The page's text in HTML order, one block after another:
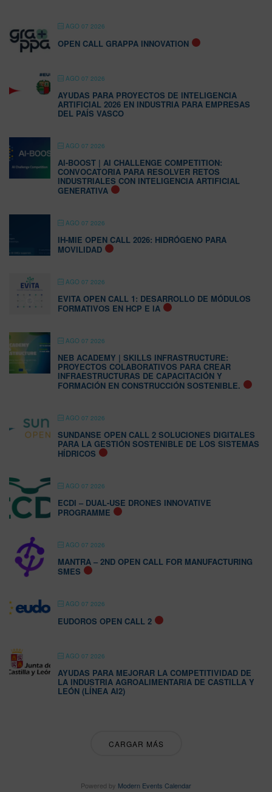
AGO 07 2026
OPEN CALL GRAPPA INNOVATION
AGO 07 2026
AYUDAS PARA PROYECTOS DE INTELIGENCIA
ARTIFICIAL 2026 EN INDUSTRIA PARA EMPRESAS
DEL PAÍS VASCO
AGO 07 2026
AI-BOOST | AI CHALLENGE COMPETITION:
CONVOCATORIA PARA RESOLVER RETOS
INDUSTRIALES CON INTELIGENCIA ARTIFICIAL
GENERATIVA
AGO 07 2026
IH-MIE OPEN CALL 2026: HIDRÓGENO PARA
MOVILIDAD
AGO 07 2026
EVITA OPEN CALL 1: DESARROLLO DE MÓDULOS
FORMATIVOS EN HCP E IA
AGO 07 2026
NEB ACADEMY | SKILLS INFRASTRUCTURE:
PROYECTOS COLABORATIVOS PARA CREAR
INFRAESTRUCTURAS DE CAPACITACIÓN Y
FORMACIÓN EN CONSTRUCCIÓN SOSTENIBLE.
AGO 07 2026
SUNDANSE OPEN CALL 2 SOLUCIONES DIGITALES
PARA LA GESTIÓN SOSTENIBLE DE LOS SISTEMAS
HÍDRICOS
AGO 07 2026
ECDI – DUAL-USE DRONES INNOVATIVE
PROGRAMME
AGO 07 2026
MANTRA – 2ND OPEN CALL FOR MANUFACTURING
SMES
AGO 07 2026
EUDOROS OPEN CALL 2
AGO 07 2026
AYUDAS PARA MEJORAR LA COMPETITIVIDAD DE
LA INDUSTRIA AGROALIMENTARIA DE CASTILLA Y
LEÓN (LÍNEA AI2)
CARGAR MÁS
Powered by Modern Events Calendar